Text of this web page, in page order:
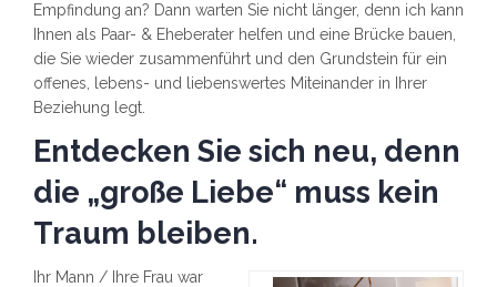
Empfindung an? Dann warten Sie nicht länger, denn ich kann
Ihnen als Paar- & Eheberater helfen und eine Brücke bauen,
die Sie wieder zusammenführt und den Grundstein für ein
offenes, lebens- und liebenswertes Miteinander in Ihrer
Beziehung legt.
Entdecken Sie sich neu, denn
die „große Liebe“ muss kein
Traum bleiben.
Ihr Mann / Ihre Frau war